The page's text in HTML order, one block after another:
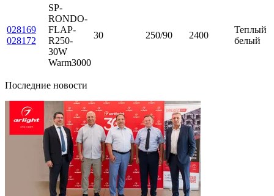
028169
028172
SP-
RONDO-
FLAP-
R250-
30W
Warm3000
30 250/90 2400
Теплый
белый
Последние новости